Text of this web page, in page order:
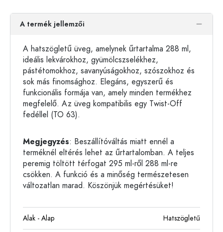
A termék jellemzői
A hatszögletű üveg, amelynek űrtartalma 288 ml,
ideális lekvárokhoz, gyümölcszselékhez,
pástétomokhoz, savanyúságokhoz, szószokhoz és
sok más finomsághoz. Elegáns, egyszerű és
funkcionális formája van, amely minden termékhez
megfelelő. Az üveg kompatibilis egy Twist-Off
fedéllel (TO 63).
Megjegyzés: Beszállítóváltás miatt ennél a
terméknél eltérés lehet az űrtartalomban. A teljes
peremig töltött térfogat 295 ml-ről 288 ml-re
csökken. A funkció és a minőség természetesen
változatlan marad. Köszönjük megértésüket!
Alak - Alap Hatszögletű